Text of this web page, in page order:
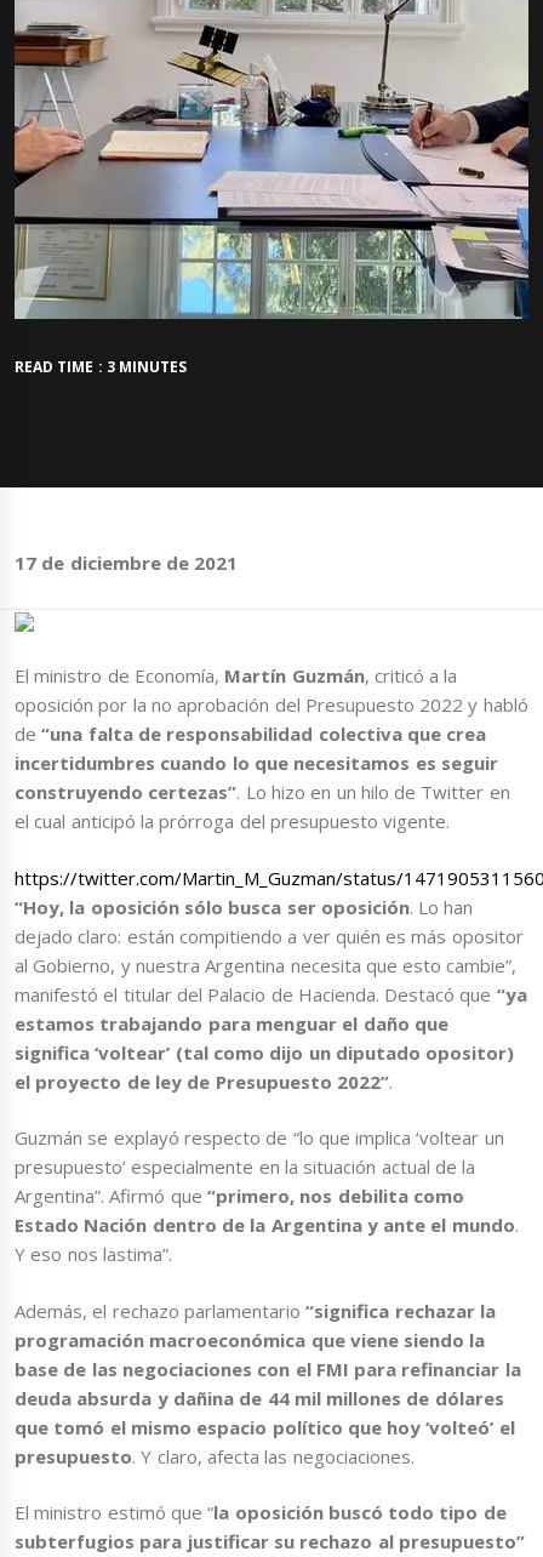
READ TIME : 3 MINUTES
17 de diciembre de 2021
El ministro de Economía, Martín Guzmán, criticó a la
oposición por la no aprobación del Presupuesto 2022 y habló
de “una falta de responsabilidad colectiva que crea
incertidumbres cuando lo que necesitamos es seguir
construyendo certezas”. Lo hizo en un hilo de Twitter en
el cual anticipó la prórroga del presupuesto vigente.
https://twitter.com/Martin_M_Guzman/status/
“Hoy, la oposición sólo busca ser oposición. Lo han
dejado claro: están compitiendo a ver quién es más opositor
al Gobierno, y nuestra Argentina necesita que esto cambie”,
manifestó el titular del Palacio de Hacienda. Destacó que “ya
estamos trabajando para menguar el daño que
significa ‘voltear’ (tal como dijo un diputado opositor)
el proyecto de ley de Presupuesto 2022”.
Guzmán se explayó respecto de “lo que implica ‘voltear un
presupuesto’ especialmente en la situación actual de la
Argentina”. Afirmó que “primero, nos debilita como
Estado Nación dentro de la Argentina y ante el mundo.
Y eso nos lastima”.
Además, el rechazo parlamentario“significa rechazar la
programación macroeconómica que viene siendo la
base de las negociaciones con el FMI para refinanciar la
deuda absurda y dañina de 44 mil millones de dólares
que tomó el mismo espacio político que hoy ‘volteó’ el
presupuesto. Y claro, afecta las negociaciones.
El ministro estimó que “la oposición buscó todo tipo de
subterfugios para justificar su rechazo al presupuesto”